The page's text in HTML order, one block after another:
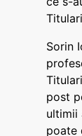
Sorin
post
ultimii
poate